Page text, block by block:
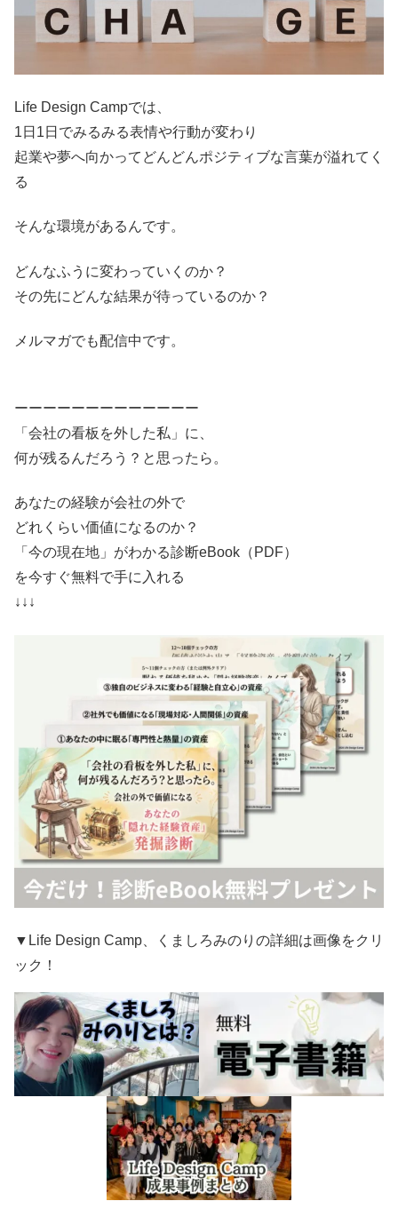
Life Design Campでは、
1日1日でみるみる表情や行動が変わり
起業や夢へ向かってどんどんポジティブな言葉が溢れてく
る
そんな環境があるんです。
どんなふうに変わっていくのか？
その先にどんな結果が待っているのか？
メルマガでも配信中です。
ーーーーーーーーーーーーー
「会社の看板を外した私」に、
何が残るんだろう？と思ったら。
あなたの経験が会社の外で
どれくらい価値になるのか？
「今の現在地」がわかる診断eBook（PDF）
を今すぐ無料で手に入れる
↓↓↓
▼Life Design Camp、くましろみのりの詳細は画像をクリ
ック！